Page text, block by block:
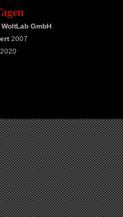
WoltLab GmbH
2007